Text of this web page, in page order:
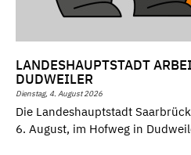
LANDESHAUPTSTADT
DUDWEILER
Dienstag, 4. August 2026
Die Landeshauptstadt
6. August, im Hofweg in